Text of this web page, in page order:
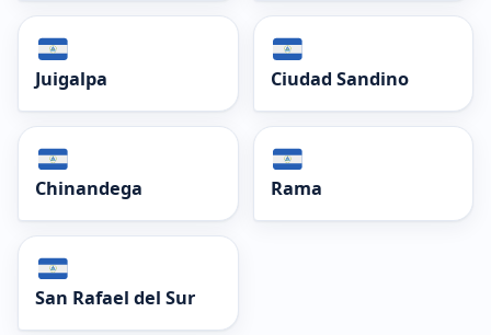
Juigalpa Ciudad Sandino
Chinandega Rama
San Rafael del Sur